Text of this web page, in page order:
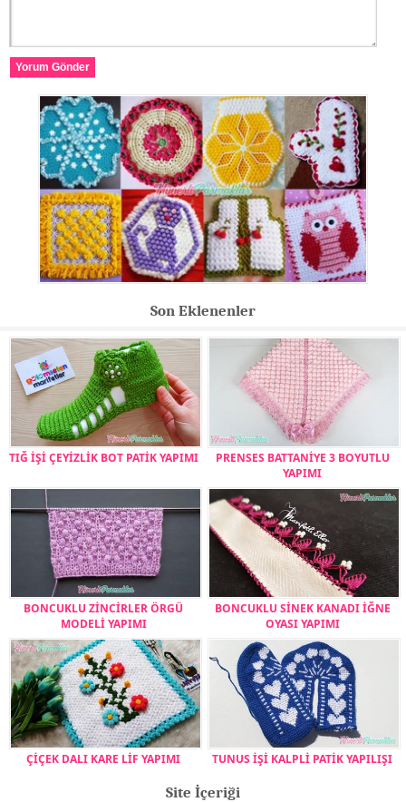
Yorum Gönder
Son Eklenenler
TIĞ İŞİ ÇEYİZLİK BOT PATİK YAPIMI
PRENSES BATTANİYE 3 BOYUTLU
YAPIMI
BONCUKLU ZİNCİRLER ÖRGÜ
MODELİ YAPIMI
BONCUKLU SİNEK KANADI İĞNE
OYASI YAPIMI
ÇİÇEK DALI KARE LİF YAPIMI TUNUS İŞİ KALPLİ PATİK YAPILIŞI
Site İçeriği